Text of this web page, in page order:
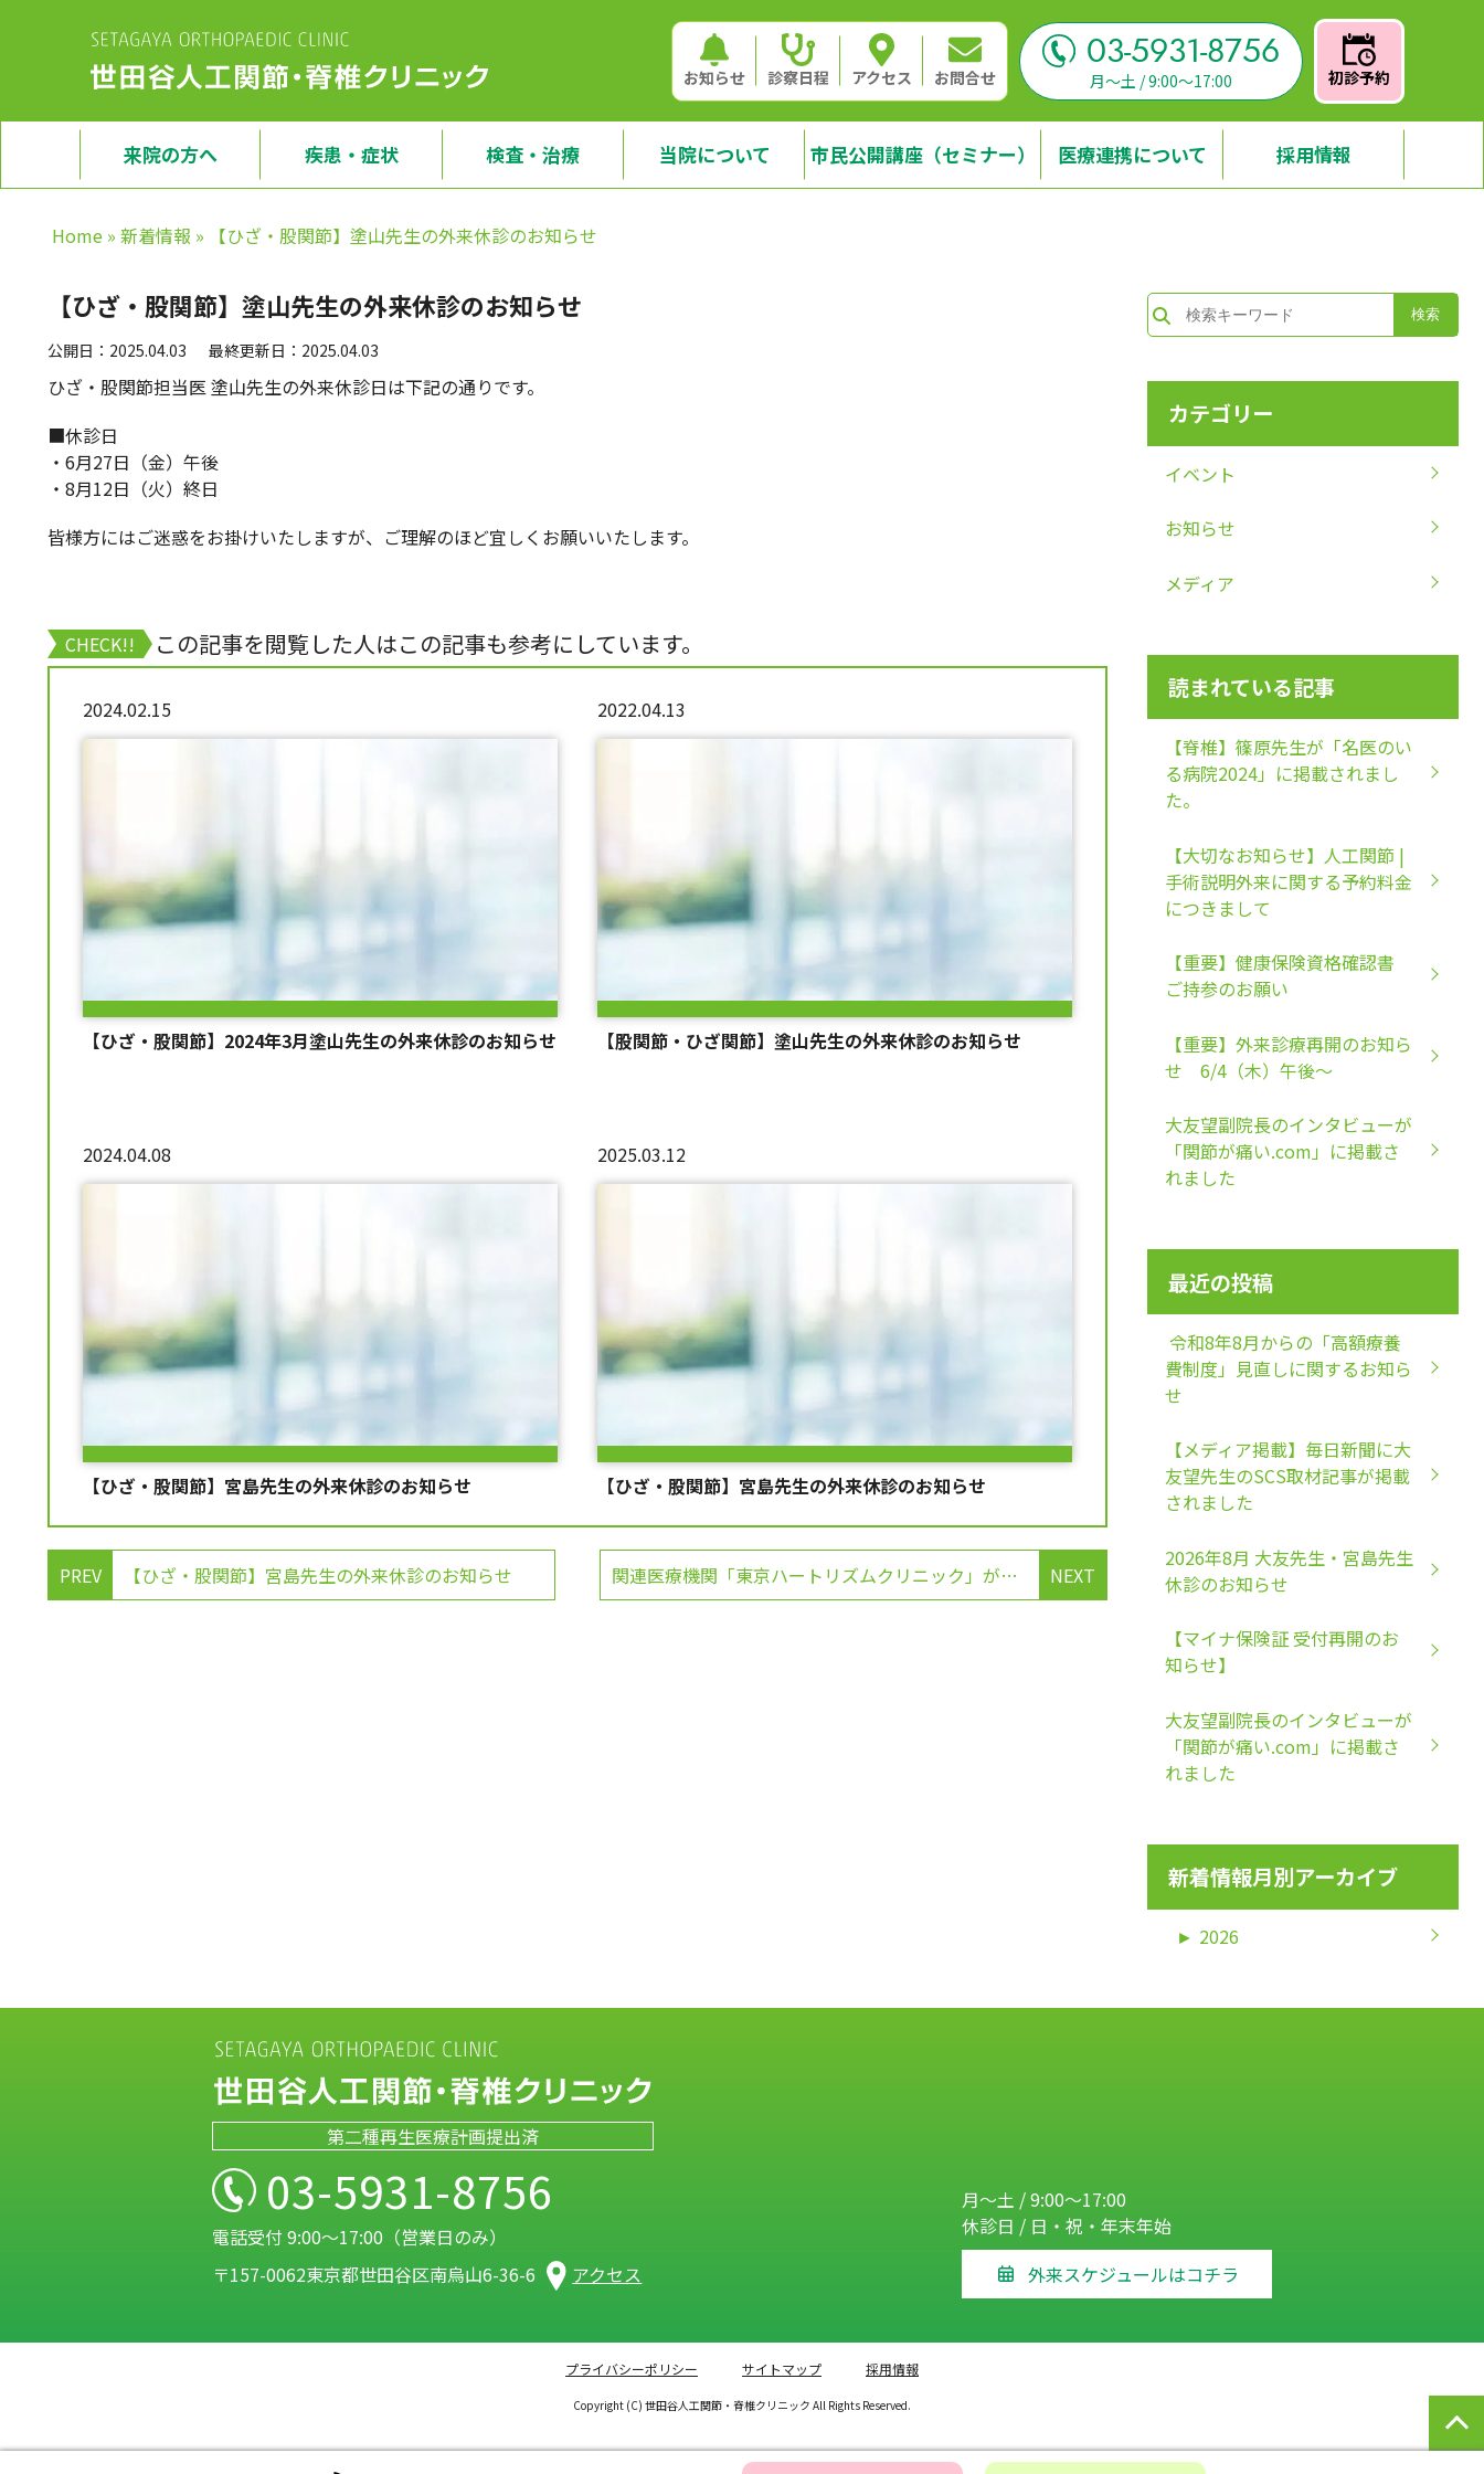
03-5931-8756
月～土 / 9:00～17:00 初診予約
お知らせ 診察日程 アクセス お問合せ
来院の方へ 疾患・症状 検査・治療 当院について 市民公開講座（セミナー） 医療連携について 採用情報
Home » 新着情報 » 【ひざ・股関節】塗山先生の外来休診のお知らせ
【ひざ・股関節】塗山先生の外来休診のお知らせ
公開日：2025.04.03 最終更新日：2025.04.03
ひざ・股関節担当医 塗山先生の外来休診日は下記の通りです。
■休診日
・6月27日（金）午後
・8月12日（火）終日
皆様方にはご迷惑をお掛けいたしますが、ご理解のほど宜しくお願いいたします。
CHECK!! この記事を閲覧した人はこの記事も参考にしています。
2024.02.15
【ひざ・股関節】2024年3月塗山先生の外来休診のお知らせ
2022.04.13
【股関節・ひざ関節】塗山先生の外来休診のお知らせ
2024.04.08
【ひざ・股関節】宮島先生の外来休診のお知らせ
2025.03.12
【ひざ・股関節】宮島先生の外来休診のお知らせ
PREV 【ひざ・股関節】宮島先生の外来休診のお知らせ NEXT
関連医療機関「東京ハートリズムクリニック」が新たにクリニックを開院します
カテゴリー
イベント
お知らせ
メディア
読まれている記事
【脊椎】篠原先生が「名医のい
る病院2024」に掲載されまし
た。
【大切なお知らせ】人工関節 |
手術説明外来に関する予約料金
につきまして
【重要】健康保険資格確認書
ご持参のお願い
【重要】外来診療再開のお知ら
せ 6/4（木）午後～
大友望副院長のインタビューが
「関節が痛い.com」に掲載さ
れました
最近の投稿
令和8年8月からの「高額療養
費制度」見直しに関するお知ら
せ
【メディア掲載】毎日新聞に大
友望先生のSCS取材記事が掲載
されました
2026年8月 大友先生・宮島先生
休診のお知らせ
【マイナ保険証 受付再開のお
知らせ】
大友望副院長のインタビューが
「関節が痛い.com」に掲載さ
れました
新着情報月別アーカイブ
► 2026
第二種再生医療計画提出済
03-5931-8756
電話受付 9:00～17:00（営業日のみ）
〒157-0062東京都世田谷区南烏山6-36-6
アクセス
月～土 / 9:00～17:00
休診日 / 日・祝・年末年始
外来スケジュールはコチラ
プライバシーポリシー サイトマップ 採用情報
Copyright (C) 世田谷人工関節・脊椎クリニック All Rights Reserved.